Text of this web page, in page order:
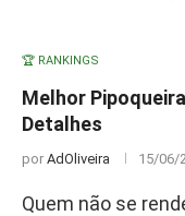
🏆 RANKINGS
Melhor
Detalhes
por AdOliveira 15/06/
Quem não se